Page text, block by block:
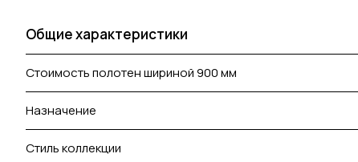
Общие характеристики
Стоимость полотен шириной 900 мм
Назначение
Стиль коллекции